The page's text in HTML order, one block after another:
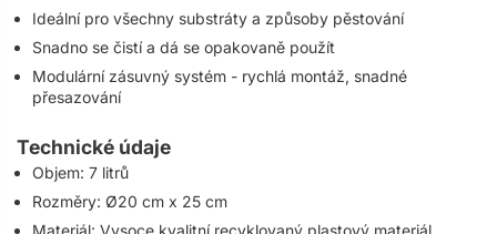
Ideální pro všechny substráty a způsoby pěstování
Snadno se čistí a dá se opakovaně použít
Modulární zásuvný systém - rychlá montáž, snadné
přesazování
Technické údaje
Objem: 7 litrů
Rozměry: Ø20 cm x 25 cm